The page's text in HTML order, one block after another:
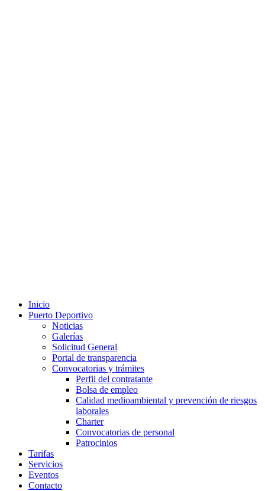
Inicio
Puerto Deportivo
Noticias
Galerías
Solicitud General
Portal de transparencia
Convocatorias y trámites
Perfil del contratante
Bolsa de empleo
Calidad medioambiental y prevención de riesgos
laborales
Charter
Convocatorias de personal
Patrocinios
Tarifas
Servicios
Eventos
Contacto